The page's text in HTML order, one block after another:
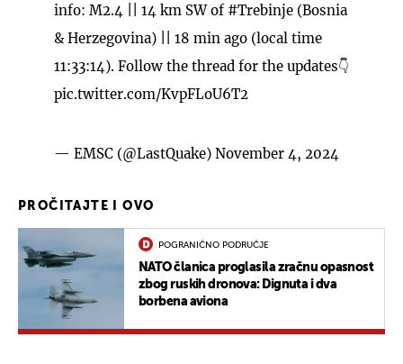
info: M2.4 || 14 km SW of #Trebinje (Bosnia
& Herzegovina) || 18 min ago (local time
11:33:14). Follow the thread for the updates👇
pic.twitter.com/KvpFLoU6T2
— EMSC (@LastQuake) November 4, 2024
PROČITAJTE I OVO
POGRANIČNO PODRUČJE
NATO članica proglasila zračnu opasnost
zbog ruskih dronova: Dignuta i dva
borbena aviona